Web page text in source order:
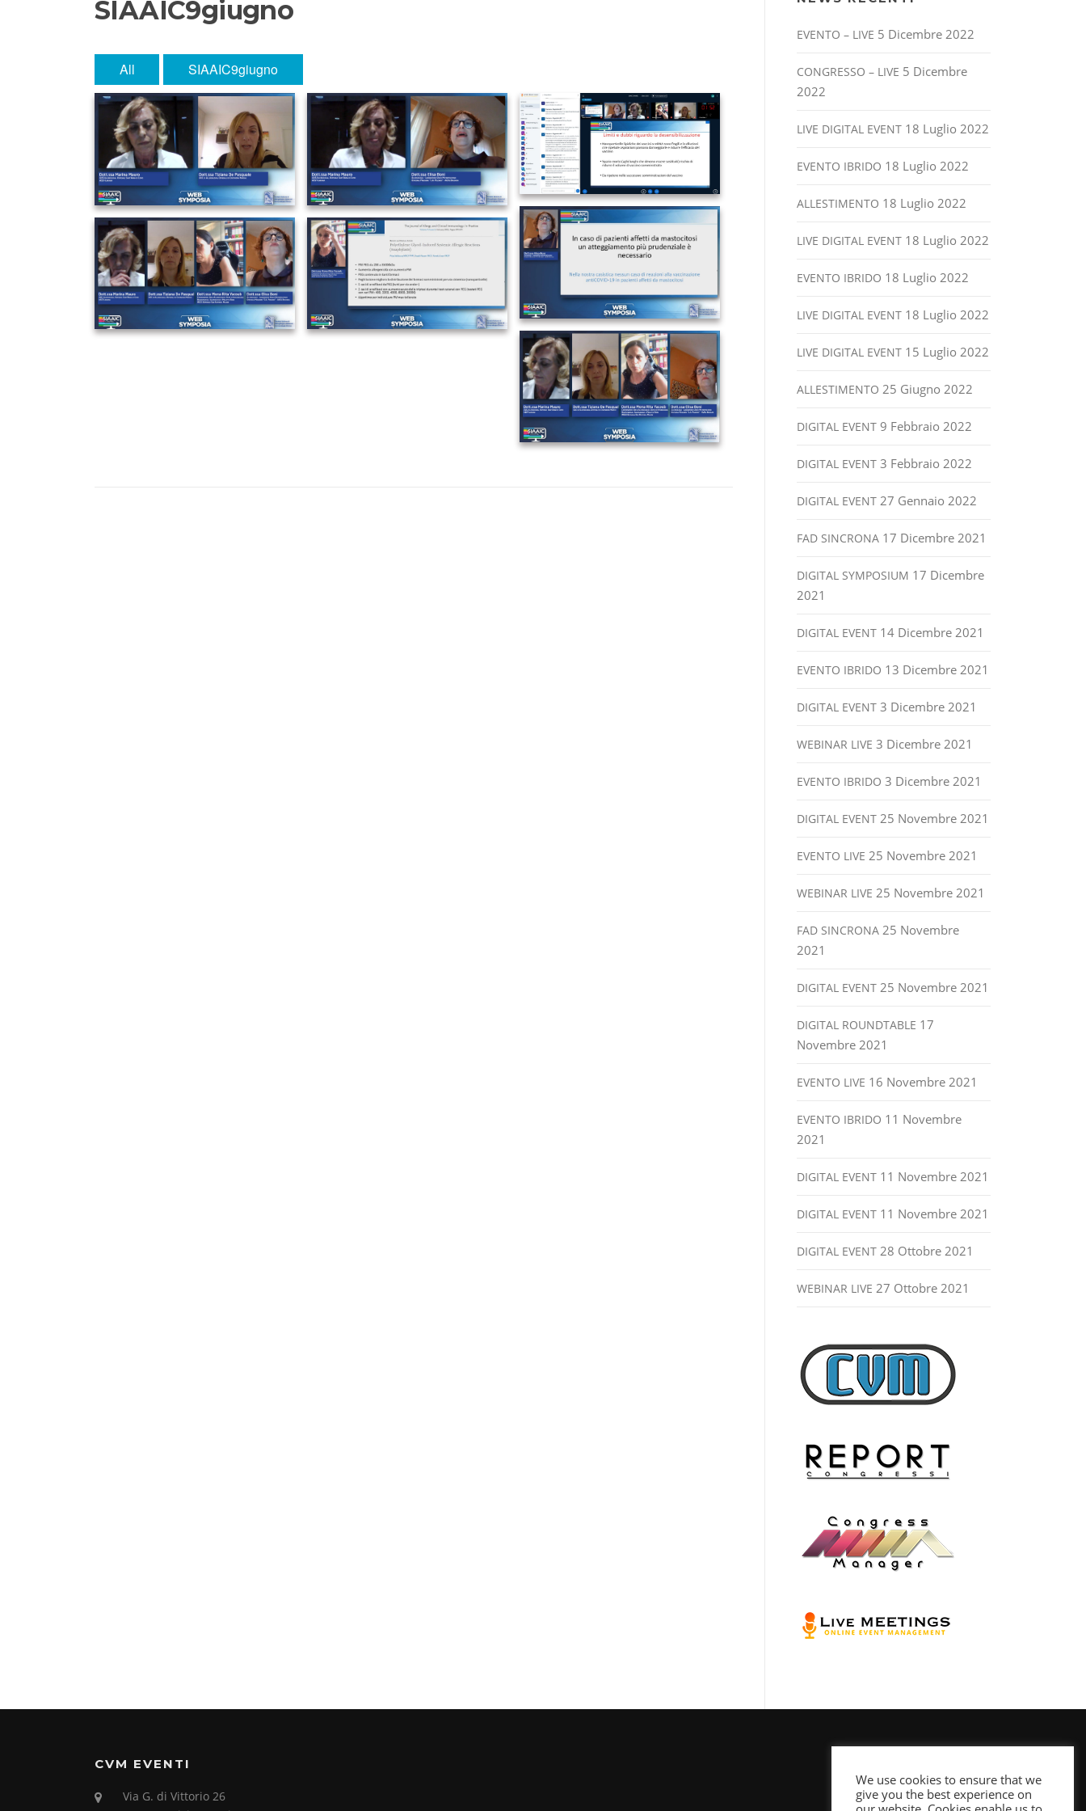
SIAAIC9giugno
All SIAAIC9giugno
IMAGE 2021-06-11 15:14:08 IMAGE 2021-06-11 15:14:10
IMAGE 2021-06-11 15:14:12
IMAGE 2021-06-11 15:14:14
EVENTO – LIVE 5 Dicembre 2022
CONGRESSO – LIVE 5 Dicembre
2022
LIVE DIGITAL EVENT 18 Luglio 2022
EVENTO IBRIDO 18 Luglio 2022
ALLESTIMENTO 18 Luglio 2022
LIVE DIGITAL EVENT 18 Luglio 2022
EVENTO IBRIDO 18 Luglio 2022
LIVE DIGITAL EVENT 18 Luglio 2022
LIVE DIGITAL EVENT 15 Luglio 2022
ALLESTIMENTO 25 Giugno 2022
DIGITAL EVENT 9 Febbraio 2022
DIGITAL EVENT 3 Febbraio 2022
DIGITAL EVENT 27 Gennaio 2022
FAD SINCRONA 17 Dicembre 2021
DIGITAL SYMPOSIUM 17 Dicembre
2021
DIGITAL EVENT 14 Dicembre 2021
EVENTO IBRIDO 13 Dicembre 2021
DIGITAL EVENT 3 Dicembre 2021
WEBINAR LIVE 3 Dicembre 2021
EVENTO IBRIDO 3 Dicembre 2021
DIGITAL EVENT 25 Novembre 2021
EVENTO LIVE 25 Novembre 2021
WEBINAR LIVE 25 Novembre 2021
FAD SINCRONA 25 Novembre
2021
DIGITAL EVENT 25 Novembre 2021
DIGITAL ROUNDTABLE 17
Novembre 2021
EVENTO LIVE 16 Novembre 2021
EVENTO IBRIDO 11 Novembre
2021
DIGITAL EVENT 11 Novembre 2021
DIGITAL EVENT 11 Novembre 2021
DIGITAL EVENT 28 Ottobre 2021
WEBINAR LIVE 27 Ottobre 2021
CVM EVENTI
Via G. di Vittorio 26
We use cookies to ensure that we
give you the best experience on